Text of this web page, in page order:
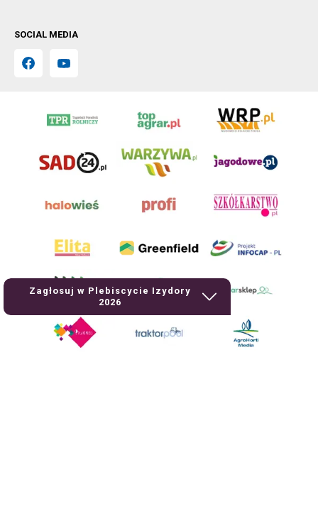
Zagłosuj w Plebiscycie Izydory
2026
SOCIAL MEDIA